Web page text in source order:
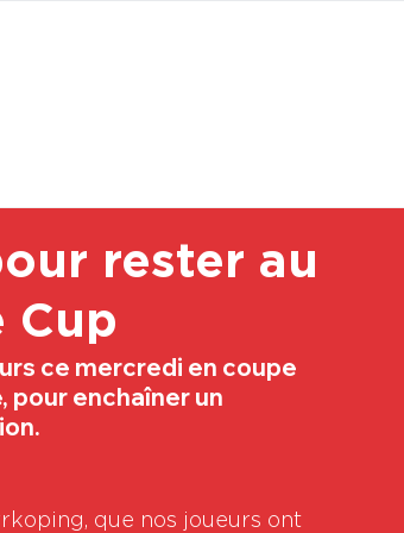
rester au
Cup
ce mercredi en coupe
pour enchaîner un
que nos joueurs ont